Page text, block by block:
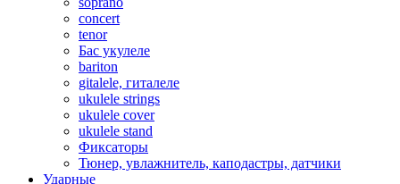
concert
tenor
Бас укулеле
bariton
gitalele, гиталеле
ukulele strings
ukulele cover
ukulele stand
Фиксаторы
Тюнер, увлажнитель, каподастры, датчики
Ударные